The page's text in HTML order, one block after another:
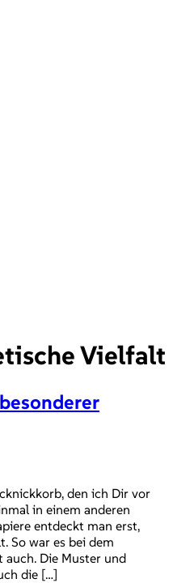
Vielfalt
den ich Dir vor
in einem anderen
entdeckt man erst,
So war es bei dem
auch. Die Muster und
die […]